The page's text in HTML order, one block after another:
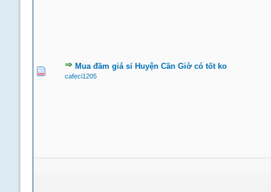
Mua đầm giá sỉ Huyện Cần Giờ có tốt ko
cafeci1205